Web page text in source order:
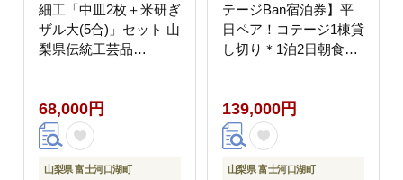
細工「中皿2枚＋米研ぎ
ザル大(5合)」セット 山
梨県伝統工芸品
68,000円
山梨県 富士河口湖町
テージBan宿泊券】平
日ペア！コテージ1棟貸
し切り＊1泊2日朝食付
139,000円
山梨県 富士河口湖町